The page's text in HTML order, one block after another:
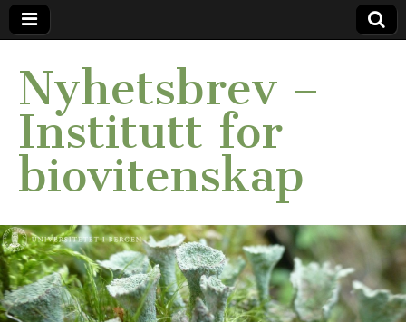
Nyhetsbrev –
Institutt for
biovitenskap